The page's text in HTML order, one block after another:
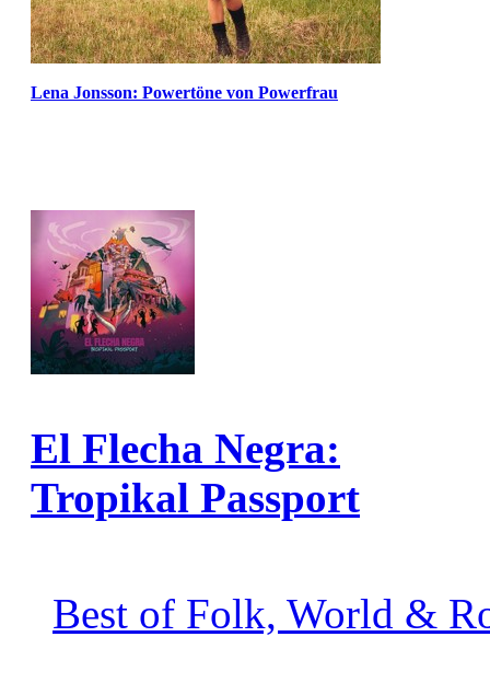
Lena Jonsson: Powertöne von Powerfrau
El Flecha Negra:
Tropikal Passport
Best of Folk, World &